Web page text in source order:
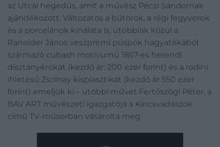
az Utcai hegedűs, amit a művész Pécsi Sándornak
ajándékozott. Változatos a bútorok, a régi fegyverek
és a porcelánok kínálata is; utóbbiak közül a
Ranolder János veszprémi püspök hagyatékából
származó cubash motívumú 1857-es herendi
dísztányérokat (kezdő ár: 200 ezer forint) és a rodini
ihletésű Zsolnay kisplasztikát (kezdő ár 550 ezer
forint) emeljük ki – utóbbi művet Fertőszögi Péter, a
BÁV ART művészeti igazgatója a Kincsvadászok
című TV-műsorban vásárolta meg.